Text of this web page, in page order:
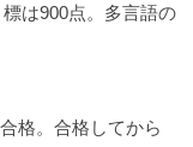
は900点。多言語の
格。合格してから